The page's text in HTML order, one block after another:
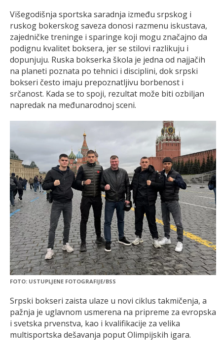
Višegodišnja sportska saradnja između srpskog i
ruskog bokerskog saveza donosi razmenu iskustava,
zajedničke treninge i sparinge koji mogu značajno da
podignu kvalitet boksera, jer se stilovi razlikuju i
dopunjuju. Ruska bokserka škola je jedna od najjačih
na planeti poznata po tehnici i disciplini, dok srpski
bokseri često imaju prepoznatljivu borbenost i
srčanost. Kada se to spoji, rezultat može biti ozbiljan
napredak na međunarodnoj sceni.
FOTO: USTUPLJENE FOTOGRAFIJE/BSS
Srpski bokseri zaista ulaze u novi ciklus takmičenja, a
pažnja je uglavnom usmerena na pripreme za evropska
i svetska prvenstva, kao i kvalifikacije za velika
multisportska dešavanja poput Olimpijskih igara.